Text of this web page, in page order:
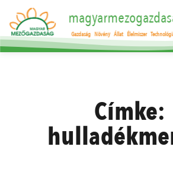
Gazdaság Növény Állat Élelmiszer
Címke: